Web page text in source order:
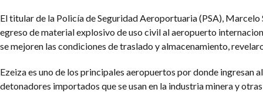
El titular de la Policía de Seguridad Aeroportuaria (PSA), Marcelo
egreso de material explosivo de uso civil al aeropuerto
se mejoren las condiciones de traslado y almacenamiento,
Ezeiza es uno de los principales aeropuertos por donde ingresan
detonadores importados que se usan en la industria minera y